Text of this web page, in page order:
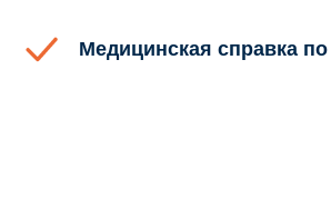
Медицинская справка